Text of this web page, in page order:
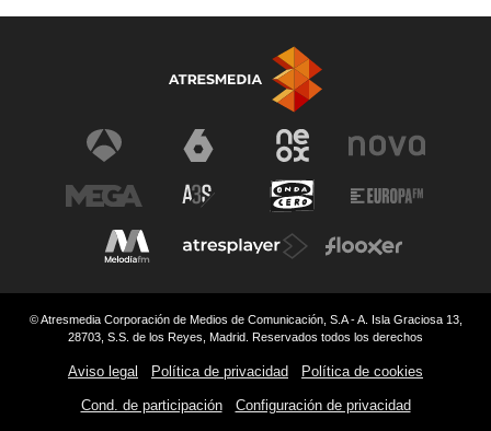
© Atresmedia Corporación de Medios de Comunicación, S.A - A. Isla Graciosa 13,
28703, S.S. de los Reyes, Madrid. Reservados todos los derechos
Aviso legal Política de privacidad Política de cookies
Cond. de participación Configuración de privacidad